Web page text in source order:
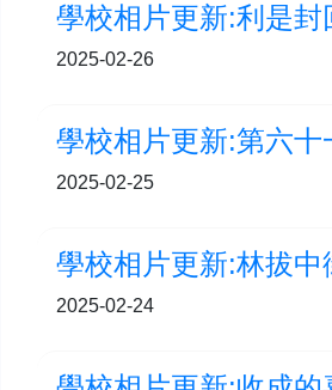
2025-02-26
2025-02-25
2025-02-24